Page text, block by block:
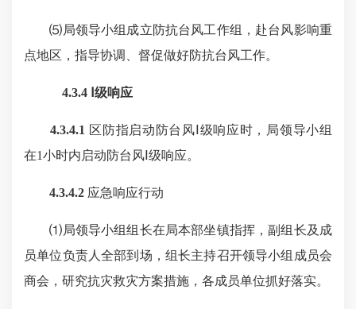
⑸局领导小组成立防抗台风工作组，赴台风影响重
点地区，指导协调、督促做好防抗台风工作。
4.3.4 Ⅰ级响应
4.3.4.1 区防指启动防台风Ⅰ级响应时，局领导小组
在1小时内启动防台风Ⅰ级响应。
4.3.4.2 应急响应行动
⑴局领导小组组长在局本部坐镇指挥，副组长及成
员单位负责人全部到场，组长主持召开领导小组成员会
商会，研究抗灾救灾方案措施，各成员单位抓好落实。